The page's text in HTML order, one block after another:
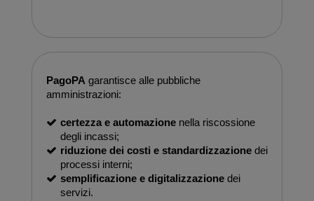
PagoPA garantisce alle pubbliche
amministrazioni:
certezza e automazionenella riscossione
degli incassi;
riduzione dei costi e standardizzazionedei
processi interni;
semplificazione e digitalizzazionedei
servizi.